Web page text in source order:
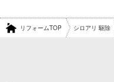
リフォームTOP シロアリ 駆除